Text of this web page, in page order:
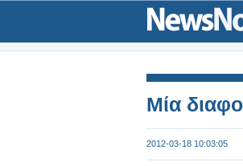
Μία
2012-03-18 10:03:05